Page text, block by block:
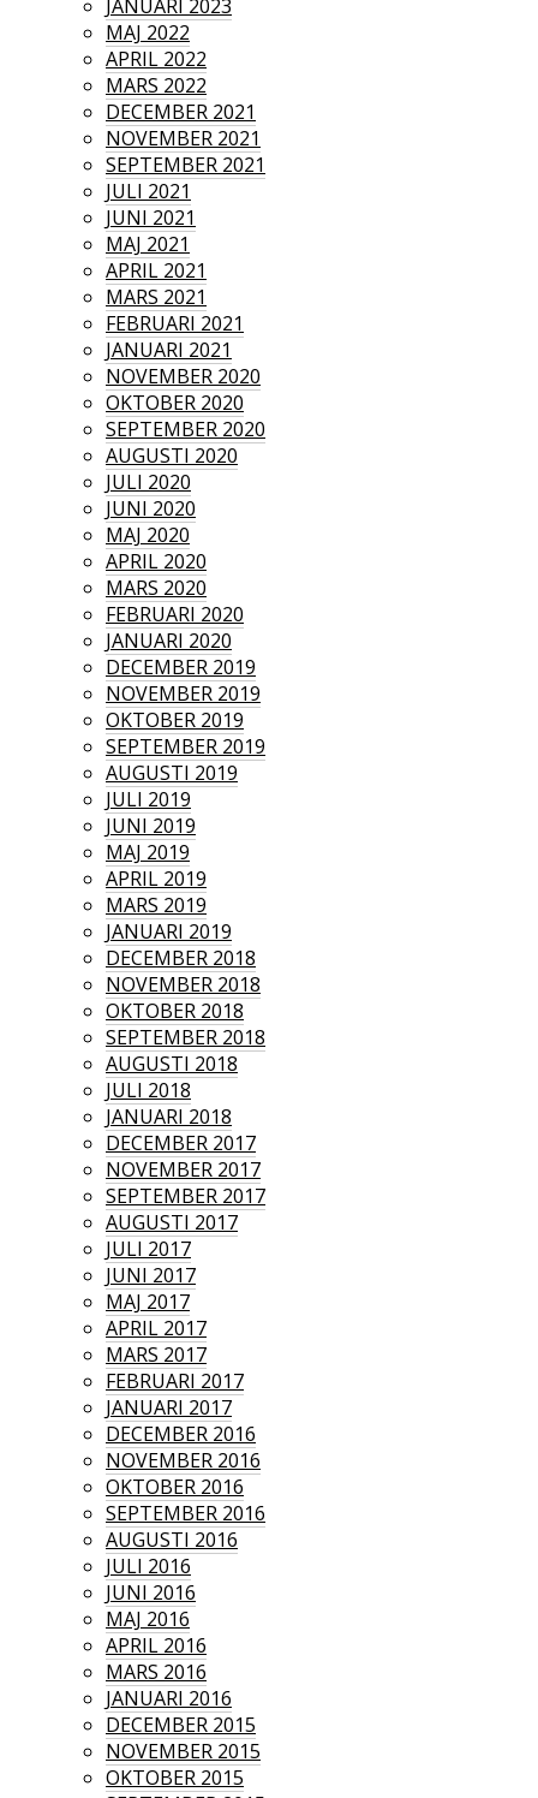
JANUARI 2023
MAJ 2022
APRIL 2022
MARS 2022
DECEMBER 2021
NOVEMBER 2021
SEPTEMBER 2021
JULI 2021
JUNI 2021
MAJ 2021
APRIL 2021
MARS 2021
FEBRUARI 2021
JANUARI 2021
NOVEMBER 2020
OKTOBER 2020
SEPTEMBER 2020
AUGUSTI 2020
JULI 2020
JUNI 2020
MAJ 2020
APRIL 2020
MARS 2020
FEBRUARI 2020
JANUARI 2020
DECEMBER 2019
NOVEMBER 2019
OKTOBER 2019
SEPTEMBER 2019
AUGUSTI 2019
JULI 2019
JUNI 2019
MAJ 2019
APRIL 2019
MARS 2019
JANUARI 2019
DECEMBER 2018
NOVEMBER 2018
OKTOBER 2018
SEPTEMBER 2018
AUGUSTI 2018
JULI 2018
JANUARI 2018
DECEMBER 2017
NOVEMBER 2017
SEPTEMBER 2017
AUGUSTI 2017
JULI 2017
JUNI 2017
MAJ 2017
APRIL 2017
MARS 2017
FEBRUARI 2017
JANUARI 2017
DECEMBER 2016
NOVEMBER 2016
OKTOBER 2016
SEPTEMBER 2016
AUGUSTI 2016
JULI 2016
JUNI 2016
MAJ 2016
APRIL 2016
MARS 2016
JANUARI 2016
DECEMBER 2015
NOVEMBER 2015
OKTOBER 2015